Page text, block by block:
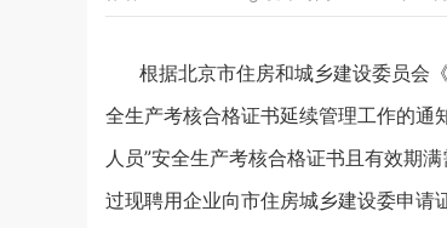
根据北京市住房和城乡建设委员会
全生产考核合格证书延续管理工作的通
人员”安全生产考核合格证书且有效期
过现聘用企业向市住房城乡建设委申请